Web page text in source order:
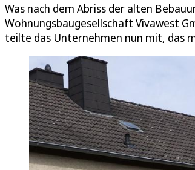
Was nach dem Abriss der alten
Wohnungsbaugesellschaft Vivawest
teilte das Unternehmen nun mit, das